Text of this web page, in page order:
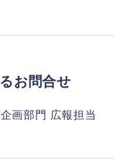
お問合せ
企画部門 広